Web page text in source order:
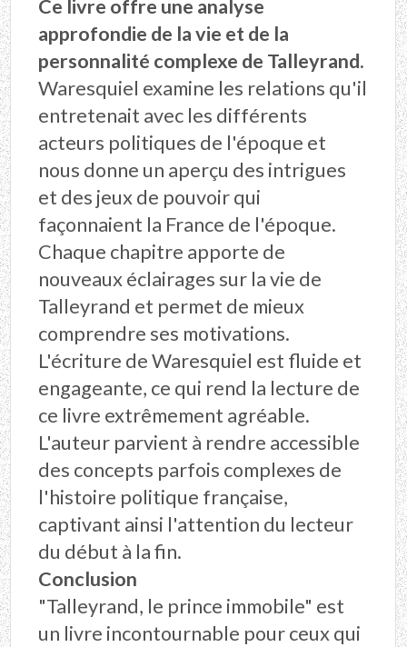
Ce livre offre une analyse
approfondie de la vie et de la
personnalité complexe de Talleyrand.
Waresquiel examine les relations qu'il
entretenait avec les différents
acteurs politiques de l'époque et
nous donne un aperçu des intrigues
et des jeux de pouvoir qui
façonnaient la France de l'époque.
Chaque chapitre apporte de
nouveaux éclairages sur la vie de
Talleyrand et permet de mieux
comprendre ses motivations.
L'écriture de Waresquiel est fluide et
engageante, ce qui rend la lecture de
ce livre extrêmement agréable.
L'auteur parvient à rendre accessible
des concepts parfois complexes de
l'histoire politique française,
captivant ainsi l'attention du lecteur
du début à la fin.
Conclusion
"Talleyrand, le prince immobile" est
un livre incontournable pour ceux qui